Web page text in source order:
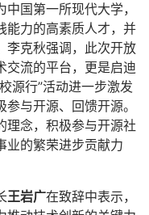
国第一所现代大学，
能力的高素质人才，并
李克秋强调，此次开放
交流的平台，更是启迪
源行”活动进一步激发
与开源、回馈开源。
理念，积极参与开源社
业的繁荣进步贡献力
王岩广在致辞中表示，